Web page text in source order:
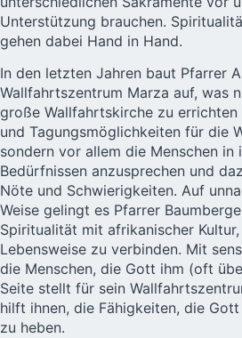
Unterstützung brauchen.
gehen dabei Hand in Hand.
In den letzten Jahren baut Pfarrer
Wallfahrtszentrum Marza auf, was
große Wallfahrtskirche zu
und Tagungsmöglichkeiten für die
sondern vor allem die Menschen in
Bedürfnissen anzusprechen und
Nöte und Schwierigkeiten. Auf
Weise gelingt es Pfarrer
Spiritualität mit afrikanischer
Lebensweise zu verbinden. Mit
die Menschen, die Gott ihm (oft
Seite stellt für sein
hilft ihnen, die Fähigkeiten, die
zu heben.